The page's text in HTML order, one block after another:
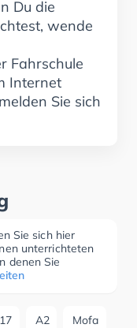
Du die
wende
Fahrschule
Internet
Sie sich
Sie sich hier
unterrichteten
denen Sie
A2 Mofa